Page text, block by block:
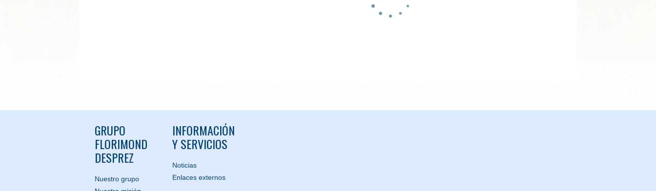
GRUPO
FLORIMOND
DESPREZ
Nuestro grupo
INFORMACIÓN
Y SERVICIOS
Noticias
Enlaces externos